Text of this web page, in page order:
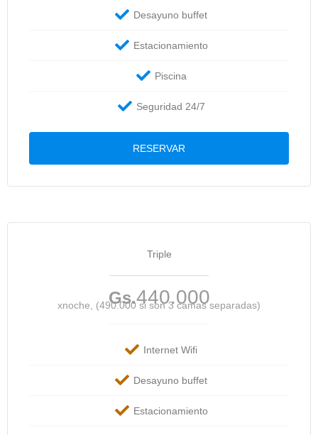
Desayuno buffet
Estacionamiento
Piscina
Seguridad 24/7
RESERVAR
Triple
Gs.440.000
xnoche, (490.000 si son 3 camas separadas)
Internet Wifi
Desayuno buffet
Estacionamiento